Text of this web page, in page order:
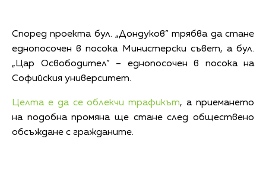
Според проекта бул. „Дондуков” трябва да стане
еднопосочен в посока Министерски съвет, а бул.
„Цар Освободител” – еднопосочен в посока на
Софийския университет.
Целта е да се облекчи трафикът, а приемането
на подобна промяна ще стане след обществено
обсъждане с гражданите.